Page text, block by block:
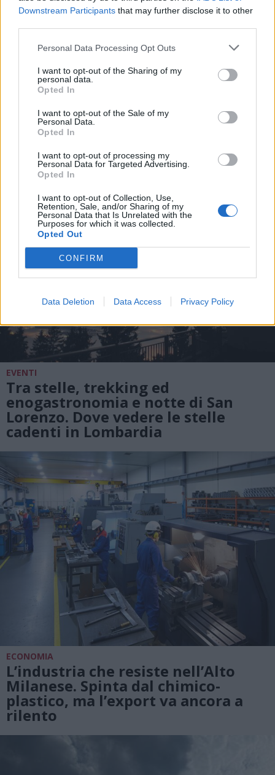
Downstream Participants that may further disclose it to other
Personal Data Processing Opt Outs
I want to opt-out of the Sharing of my
personal data.
Opted In
I want to opt-out of the Sale of my
Personal Data.
Opted In
I want to opt-out of processing my
Personal Data for Targeted Advertising.
Opted In
I want to opt-out of Collection, Use,
Retention, Sale, and/or Sharing of my
Personal Data that Is Unrelated with the
Purposes for which it was collected.
Opted Out
CONFIRM
Data Deletion Data Access Privacy Policy
ALTRE NOTIZIE DI LEGNANO
EVENTI
Tra stelle, trekking ed
enogastronomia e notte di San
Lorenzo. Dove vedere le stelle
cadenti in Lombardia
ECONOMIA
L’industria che resiste nell’Alto
Milanese. Spinta dal chimico-
plastico, ma l’export va ancora a
rilento